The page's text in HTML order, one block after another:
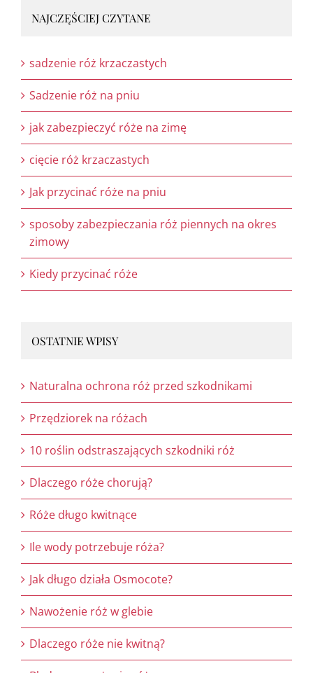
NAJCZĘŚCIEJ CZYTANE
sadzenie róż krzaczastych
Sadzenie róż na pniu
jak zabezpieczyć róże na zimę
cięcie róż krzaczastych
Jak przycinać róże na pniu
sposoby zabezpieczania róż piennych na okres
zimowy
Kiedy przycinać róże
OSTATNIE WPISY
Naturalna ochrona róż przed szkodnikami
Przędziorek na różach
10 roślin odstraszających szkodniki róż
Dlaczego róże chorują?
Róże długo kwitnące
Ile wody potrzebuje róża?
Jak długo działa Osmocote?
Nawożenie róż w glebie
Dlaczego róże nie kwitną?